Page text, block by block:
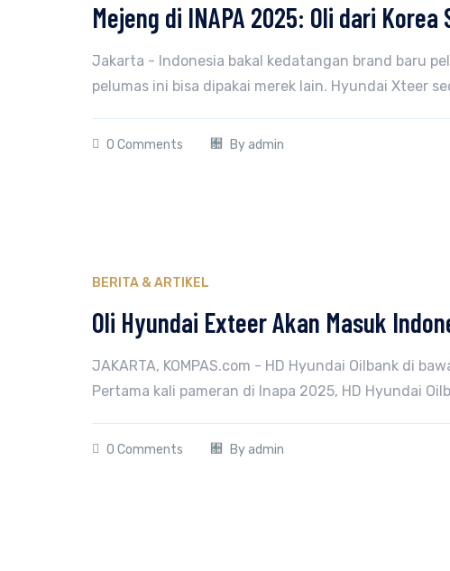
Mejeng di INAPA 2025: Oli dari
Jakarta - Indonesia bakal kedatangan brand baru
pelumas ini bisa dipakai merek lain. Hyundai Xteer
0 Comments Byadmin
BERITA & ARTIKEL
Oli Hyundai Exteer Akan Masuk
JAKARTA, KOMPAS.com - HD Hyundai Oilbank di
Pertama kali pameran di Inapa 2025, HD Hyundai
0 Comments Byadmin